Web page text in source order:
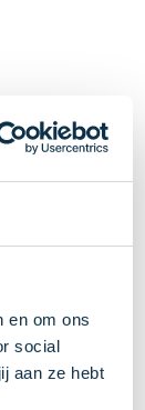
en om ons
social
aan ze hebt